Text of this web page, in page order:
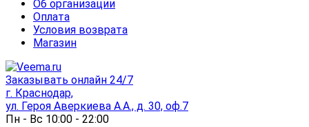
Об организации
Оплата
Условия возврата
Магазин
Заказывать онлайн 24/7
г. Краснодар,
ул. Героя Аверкиева А.А., д. 30, оф.7
Пн - Вс 10:00 - 22:00